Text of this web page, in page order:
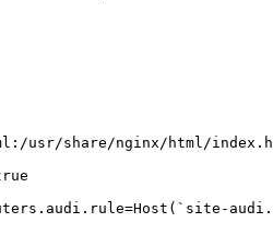
usr/share/nginx/html/